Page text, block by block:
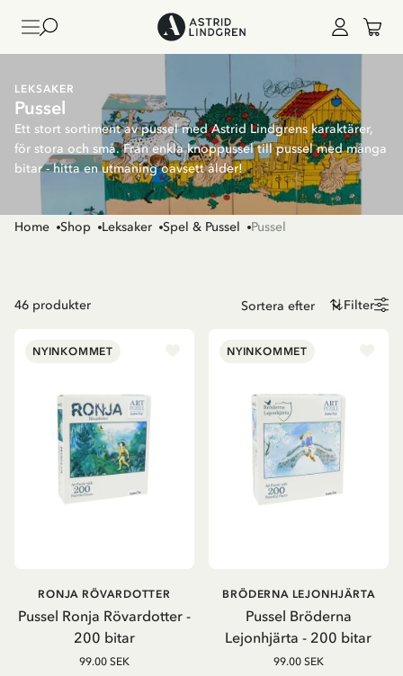
LEKSAKER
Pussel
Ett stort sortiment av pussel med Astrid Lindgrens karaktärer,
för stora och små. Från enkla knoppussel till pussel med många
bitar - hitta en utmaning oavsett ålder!
Home Shop Leksaker Spel & Pussel Pussel
46 produkter Filter
NYINKOMMET
Pussel Ronja Rövardotter -
200 bitar
RONJA RÖVARDOTTER
99.00 SEK
NYINKOMMET
Pussel Bröderna
Lejonhjärta - 200 bitar
BRÖDERNA LEJONHJÄRTA
99.00 SEK